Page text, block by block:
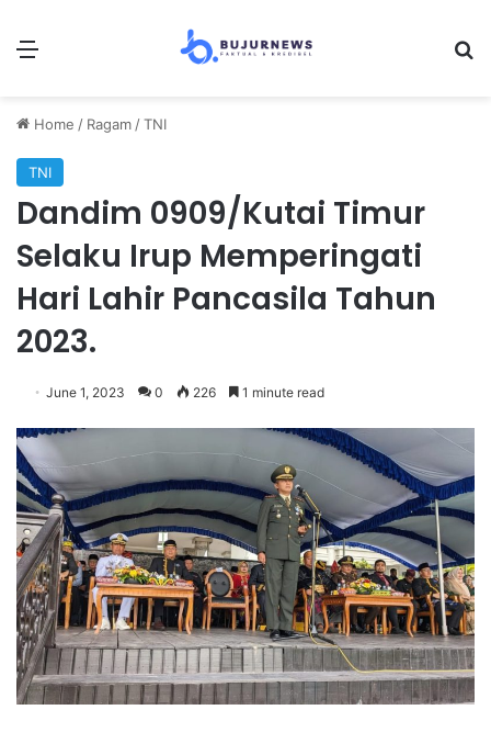
Menu
Home / Ragam /TNI
TNI
Dandim 0909/Kutai Timur
Selaku Irup Memperingati
Hari Lahir Pancasila Tahun
2023.
June 1, 2023 0 226 1 minute read